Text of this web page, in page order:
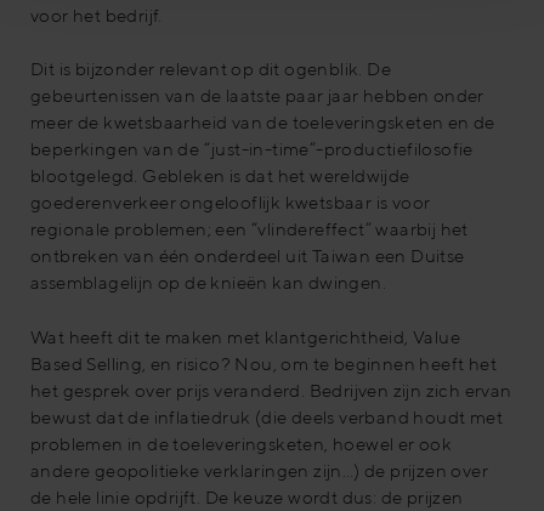
voor het bedrijf.
Dit is bijzonder relevant op dit ogenblik. De
gebeurtenissen van de laatste paar jaar hebben onder
meer de kwetsbaarheid van de toeleveringsketen en de
beperkingen van de “just-in-time”-productiefilosofie
blootgelegd. Gebleken is dat het wereldwijde
goederenverkeer ongelooflijk kwetsbaar is voor
regionale problemen; een “vlindereffect” waarbij het
ontbreken van één onderdeel uit Taiwan een Duitse
assemblagelijn op de knieën kan dwingen.
Wat heeft dit te maken met klantgerichtheid, Value
Based Selling, en risico? Nou, om te beginnen heeft het
het gesprek over prijs veranderd. Bedrijven zijn zich ervan
bewust dat de inflatiedruk (die deels verband houdt met
problemen in de toeleveringsketen, hoewel er ook
andere geopolitieke verklaringen zijn…) de prijzen over
de hele linie opdrijft. De keuze wordt dus: de prijzen